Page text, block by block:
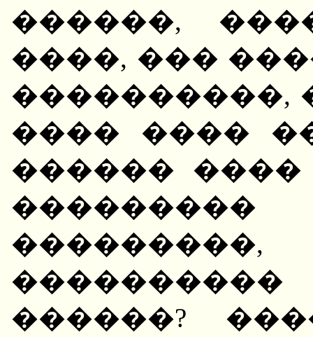
������,
����, ���
����������,
���� ����
������
������?